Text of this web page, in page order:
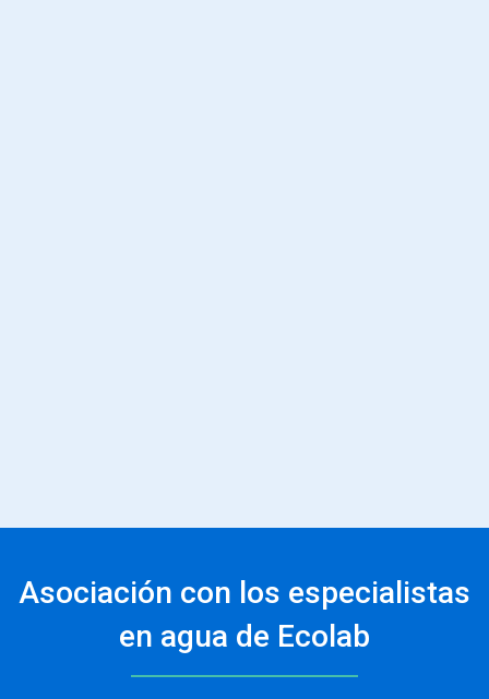
Asociación con los especialistas
en agua de Ecolab